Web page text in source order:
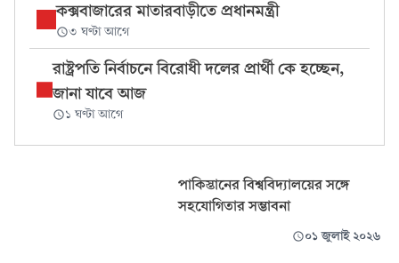
কক্সবাজারের মাতারবাড়ীতে প্রধানমন্ত্রী
৩ ঘণ্টা আগে
রাষ্ট্রপতি নির্বাচনে বিরোধী দলের প্রার্থী কে হচ্ছেন,
জানা যাবে আজ
১ ঘণ্টা আগে
পাকিস্তানের বিশ্ববিদ্যালয়ের সঙ্গে
সহযোগিতার সম্ভাবনা
০১ জুলাই ২০২৬